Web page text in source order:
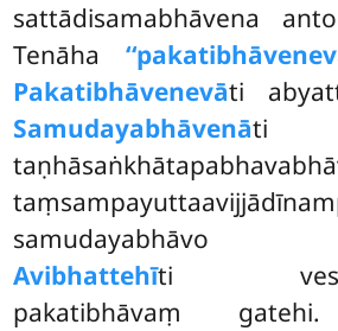
sattādisamabhāvena
Tenāha
Pakatibhāvenevāti
Samudayabhāvenāti
samudayabhāvo
Avibhattehīti
pakatibhāvaṃ